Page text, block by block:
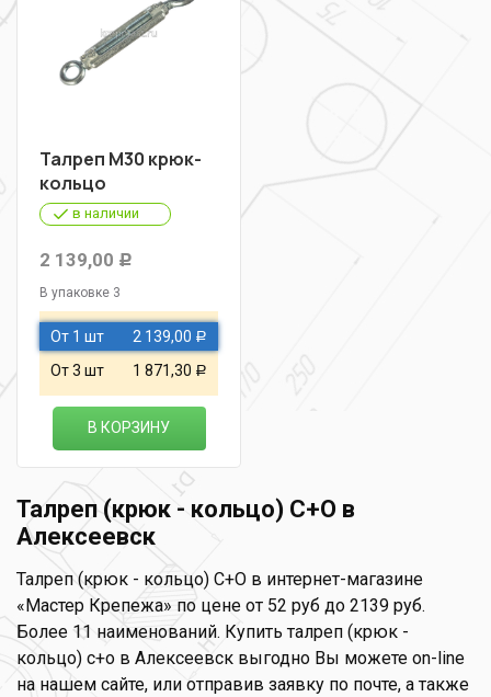
Талреп М30 крюк-
кольцо
в наличии
2 139,00 Р
В упаковке 3
От 1 шт 2 139,00 Р
От 3 шт 1 871,30 Р
В КОРЗИНУ
Талреп (крюк - кольцо) С+О в
Алексеевск
Талреп (крюк - кольцо) С+О в интернет-магазине
«Мастер Крепежа» по цене от 52 руб до 2139 руб.
Более 11 наименований. Купить талреп (крюк -
кольцо) с+о в Алексеевск выгодно Вы можете on-line
на нашем сайте, или отправив заявку по почте, а также